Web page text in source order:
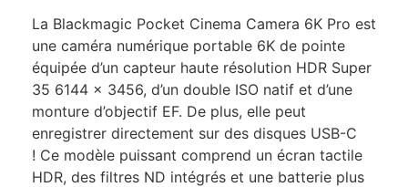
La Blackmagic Pocket Cinema Camera 6K Pro est
une caméra numérique portable 6K de pointe
équipée d’un capteur haute résolution HDR Super
35 6144 x 3456, d’un double ISO natif et d’une
monture d’objectif EF. De plus, elle peut
enregistrer directement sur des disques USB-C
! Ce modèle puissant comprend un écran tactile
HDR, des filtres ND intégrés et une batterie plus